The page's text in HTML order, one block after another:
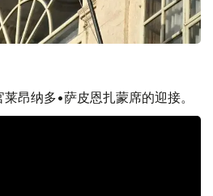
昂纳多•萨皮恩扎蒙席的迎接。